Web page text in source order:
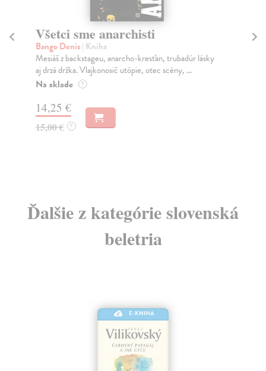
Všetci sme anarchisti
Bango Denis| Kniha
Mesiáš z backstageu, anarcho-kresťan, trubadúr lásky
aj drzá držka. Vlajkonosič utópie, otec scény, ...
Na sklade ?
14,25 €
15,00 € ?
Ďalšie z kategórie slovenská
beletria
E-KNIHA